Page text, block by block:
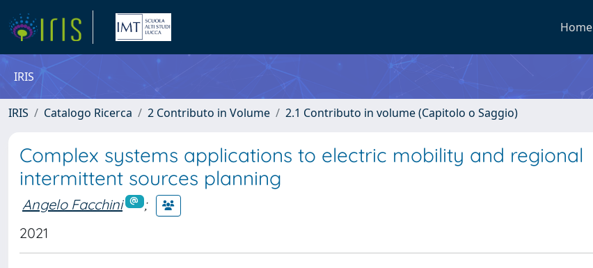
Home
IRIS
IRIS Catalogo Ricerca 2 Contributo in Volume 2.1 Contributo in volume (Capitolo o Saggio)
Complex systems applications to electric mobility and regional
intermittent sources planning
Angelo Facchini
;
2021